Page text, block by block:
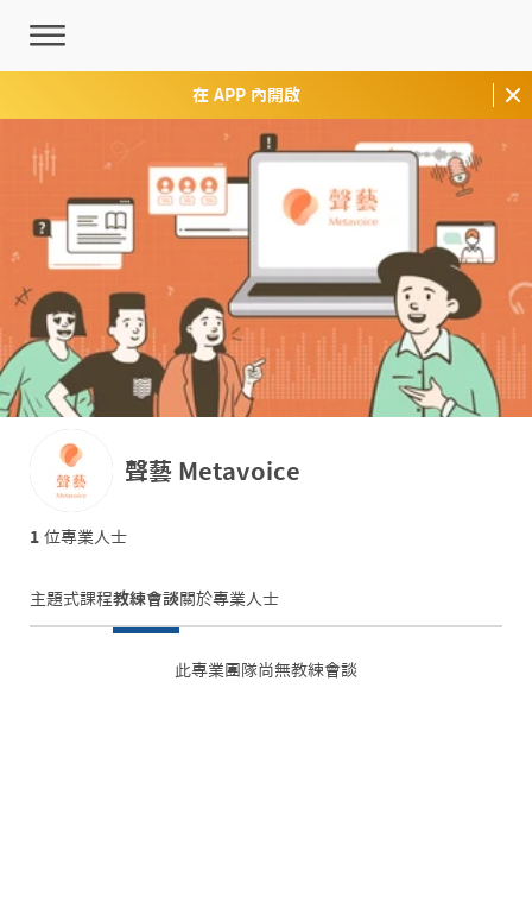
在 APP 內開啟
聲藝 Metavoice
1 位專業人士
主題式課程教練會談關於專業人士
此專業團隊尚無教練會談